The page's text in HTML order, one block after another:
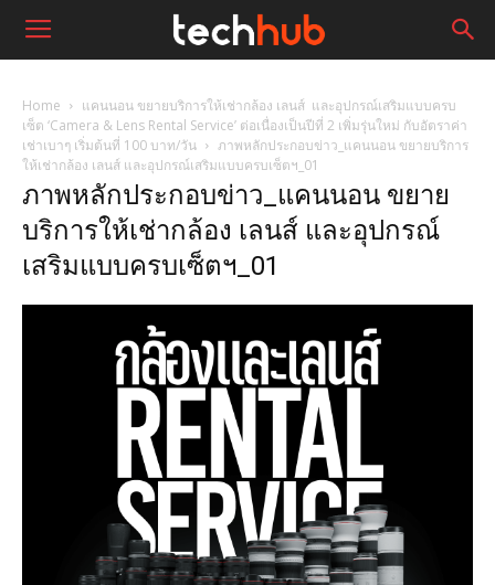
Home
แคนนอน ขยายบริการให้เช่ากล้อง เลนส์ และอุปกรณ์เสริมแบบครบ
เซ็ต ‘Camera & Lens Rental Service’ ต่อเนื่องเป็นปีที่ 2 เพิ่มรุ่นใหม่ กับอัตราค่า
เช่าเบาๆ เริ่มต้นที่ 100 บาท/วัน
ภาพหลักประกอบข่าว_แคนนอน ขยายบริการ
ให้เช่ากล้อง เลนส์ และอุปกรณ์เสริมแบบครบเซ็ตฯ_01
ภาพหลักประกอบข่าว_แคนนอน ขยาย
บริการให้เช่ากล้อง เลนส์ และอุปกรณ์
เสริมแบบครบเซ็ตฯ_01